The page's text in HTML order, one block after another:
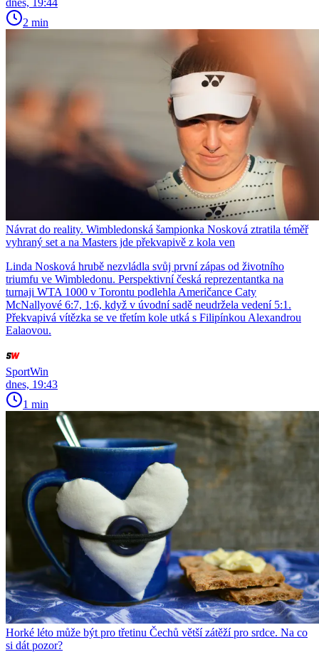
2 min
Návrat do reality. Wimbledonská šampionka Nosková ztratila téměř
vyhraný set a na Masters jde překvapivě z kola ven
Linda Nosková hrubě nezvládla svůj první zápas od životního
triumfu ve Wimbledonu. Perspektivní česká reprezentantka na
turnaji WTA 1000 v Torontu podlehla Američance Caty
McNallyové 6:7, 1:6, když v úvodní sadě neudržela vedení 5:1.
Překvapivá vítězka se ve třetím kole utká s Filipínkou Alexandrou
Ealaovou.
SportWin
dnes, 19:43
1 min
Horké léto může být pro třetinu Čechů větší zátěží pro srdce. Na co
si dát pozor?